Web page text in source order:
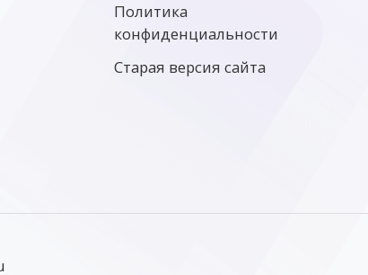
Политика
конфиденциальности
Старая версия сайта